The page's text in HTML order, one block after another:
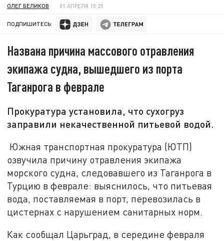
ОЛЕГ БЕЛИКОВ 01 АПРЕЛЯ 15:20
ПОДПИШИТЕСЬ:
Названа причина массового отравления
экипажа судна, вышедшего из порта
Таганрога в феврале
Прокуратура установила, что сухогруз
заправили некачественной питьевой водой.
Южная транспортная прокуратура (ЮТП)
озвучила причину отравления экипажа
морского судна, следовавшего из Таганрога в
Турцию в феврале: выяснилось, что питьевая
вода, поставляемая в порт, перевозилась в
цистернах с нарушением санитарных норм.
Как сообщал Царьград, в середине февраля